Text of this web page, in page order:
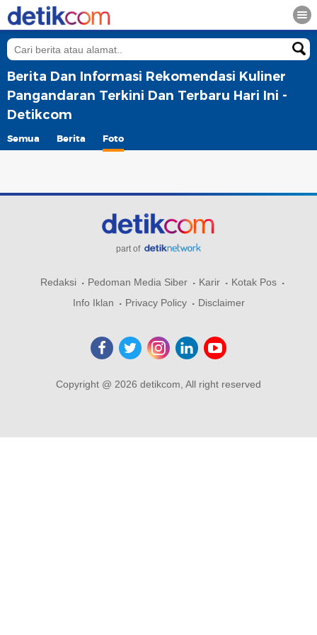
Berita Dan Informasi Rekomendasi Kuliner
Pangandaran Terkini Dan Terbaru Hari Ini -
Detikcom
Semua Berita Foto
part of
Redaksi Pedoman Media Siber Karir
Kotak Pos
Info Iklan
Privacy Policy Disclaimer
Copyright @ 2026 detikcom, All right reserved